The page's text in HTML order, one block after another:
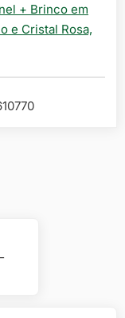
+ Brinco em
e Cristal Rosa,